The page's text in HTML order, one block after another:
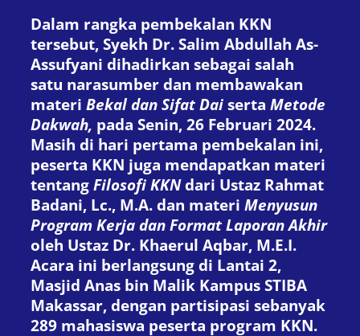
Dalam rangka pembekalan KKN
tersebut, Syekh Dr. Salim Abdullah As-
Assufyani dihadirkan sebagai salah
satu narasumber dan membawakan
materi Bekal dan Sifat Dai serta Metode
Dakwah, pada Senin, 26 Februari 2024.
Masih di hari pertama pembekalan ini,
peserta KKN juga mendapatkan materi
tentang Filosofi KKNdari Ustaz Rahmat
Badani, Lc., M.A. dan materi Menyusun
Program Kerja dan Format Laporan Akhir
oleh Ustaz Dr. Khaerul Aqbar, M.E.I.
Acara ini berlangsung di Lantai 2,
Masjid Anas bin Malik Kampus STIBA
Makassar, dengan partisipasi sebanyak
289 mahasiswa peserta program KKN.